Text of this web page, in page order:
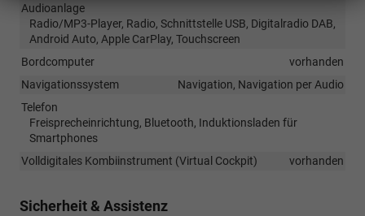
Audioanlage
Radio/MP3-Player, Radio, Schnittstelle USB, Digitalradio DAB,
Android Auto, Apple CarPlay, Touchscreen
Bordcomputer
vorhanden
Navigationssystem
Navigation, Navigation per Audio
Telefon
Freisprecheinrichtung, Bluetooth, Induktionsladen für
Smartphones
Volldigitales Kombiinstrument (Virtual Cockpit)
vorhanden
Sicherheit & Assistenz